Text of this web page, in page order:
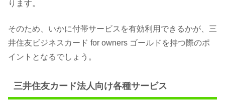
ります。
そのため、いかに付帯サービスを有効利用できるかが、三
井住友ビジネスカード for owners ゴールドを持つ際のポ
イントとなるでしょう。
三井住友カード法人向け各種サービス